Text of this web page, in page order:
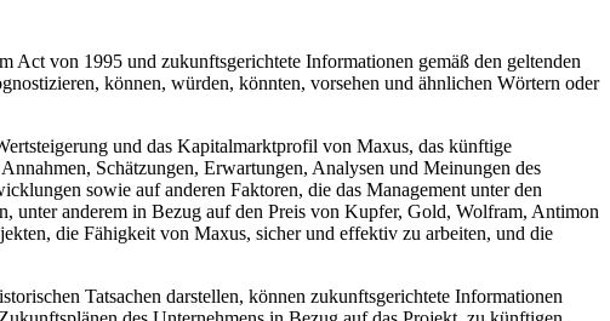
Act von 1995 und zukunftsgerichtete Informationen gemäß den geltenden
können, würden, könnten, vorsehen und ähnlichen Wörtern oder
und das Kapitalmarktprofil von Maxus, das künftige
Schätzungen, Erwartungen, Analysen und Meinungen des
sowie auf anderen Faktoren, die das Management unter den
unter anderem in Bezug auf den Preis von Kupfer, Gold, Wolfram, Antimon
die Fähigkeit von Maxus, sicher und effektiv zu arbeiten, und die
Tatsachen darstellen, können zukunftsgerichtete Informationen